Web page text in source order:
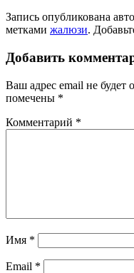
Запись опубликована
метками жалюзи.
Добавить
Ваш адрес email не будет
помечены *
Комментарий *
Имя *
Email *